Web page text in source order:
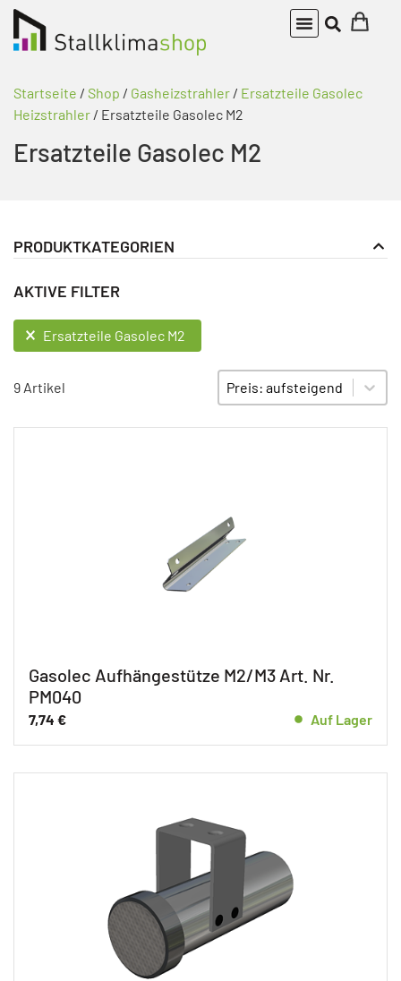
Startseite / Shop / Gasheizstrahler / Ersatzteile Gasolec
Heizstrahler / Ersatzteile Gasolec M2
Ersatzteile Gasolec M2
PRODUKTKATEGORIEN
Gasheizstrahler
Ersatzteile Gasolec Heizstrahler
Ersatzteile Gasolec M2
AKTIVE FILTER
AKTIVE FILTER
Ersatzteile Gasolec M2
9 Artikel SORTIEREN
Sort content
Gasolec Aufhängestütze M2/M3 Art. Nr.
PM040
7,74 € Auf Lager